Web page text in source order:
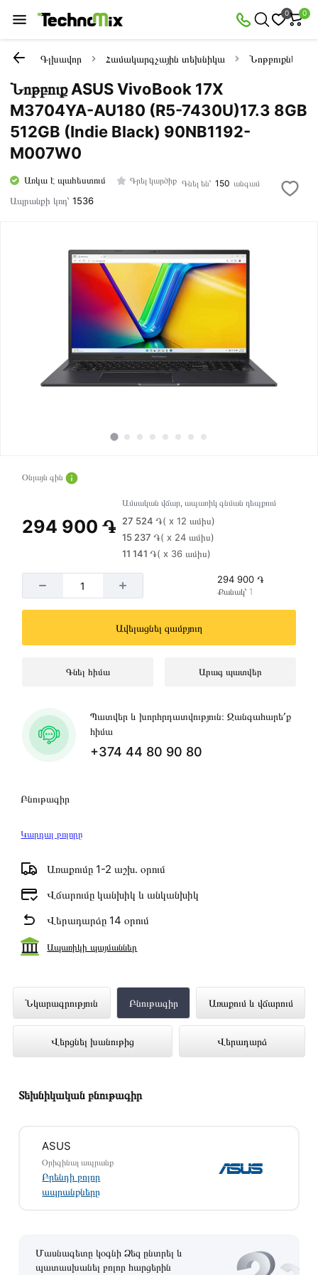
0 0
Գլխավոր Համակարգչային տեխնիկա Նոթբուքներ
Նոթբուք ASUS VivoBook 17X
M3704YA-AU180 (R5-7430U)17.3 8GB
512GB (Indie Black) 90NB1192-
M007W0
Առկա է պահեստում Գրել կարծիք Գնել են՝ 150 անգամ
Ապրանքի կոդ՝1536
Բնութագիր
Կարդալ բոլորը
Առաքումը 1-2 աշխ․ օրում
Վճարումը կանխիկ և անկանխիկ
Վերադարձը 14 օրում
Ապառիկի պայմաններ
Օնլայն գին
294 900 ֏
Ամսական վճար, ապառիկ գնման դեպքում
27 524 ֏( x 12 ամիս)
15 237 ֏( x 24 ամիս)
11 141 ֏( x 36 ամիս)
294 900 ֏
Քանակ՝ 1
Ավելացնել զամբյուղ
Գնել հիմա Արագ պատվեր
Պատվեր և խորհրդատվություն։ Զանգահարե՛ք
հիմա
+374 44 80 90 80
Նկարագրություն Բնութագիր Առաքում և վճարում
Վերցնել խանութից Վերադարձ
Նոթբուք ASUS VivoBook 17X
M3704YA-AU180 (R5-7430U)17.3
8GB 512GB (Indie Black) 90NB1192-
առցանց խանութում լավագույն գնով 294
Տեխնիկական բնութագիր
ASUS
Օրիգինալ ապրանք
Բրենդի բոլոր
ապրանքները
Մասնագետը կօգնի Ձեզ ընտրել և
պատասխանել բոլոր հարցերին